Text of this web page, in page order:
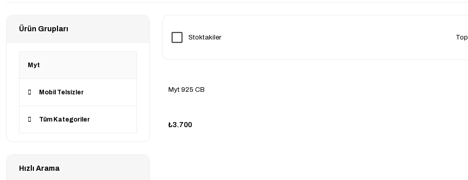
Ürün Grupları
Myt
Mobil Telsizler
Tüm Kategoriler
Hızlı Arama
Stoktakiler
Myt 925 CB
₺3.700